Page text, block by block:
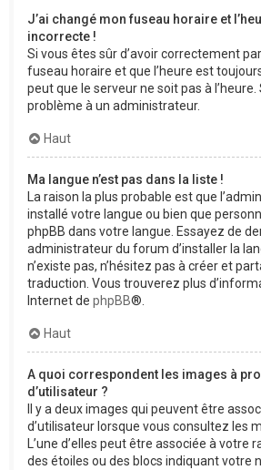
J’ai changé mon fuseau horaire et
incorrecte !
Si vous êtes sûr d’avoir correctement
fuseau horaire et que l’heure est
peut que le serveur ne soit pas à l’heure.
problème à un administrateur.
Haut
Ma langue n’est pas dans la liste !
La raison la plus probable est que
installé votre langue ou bien que
phpBB dans votre langue. Essayez de
administrateur du forum d’installer la
n’existe pas, n’hésitez pas à créer et
traduction. Vous trouverez plus
Internet de phpBB®.
Haut
A quoi correspondent les images à
d’utilisateur ?
Il y a deux images qui peuvent être
d’utilisateur lorsque vous consultez les
L’une d’elles peut être associée à votre
des étoiles ou des blocs indiquant votre